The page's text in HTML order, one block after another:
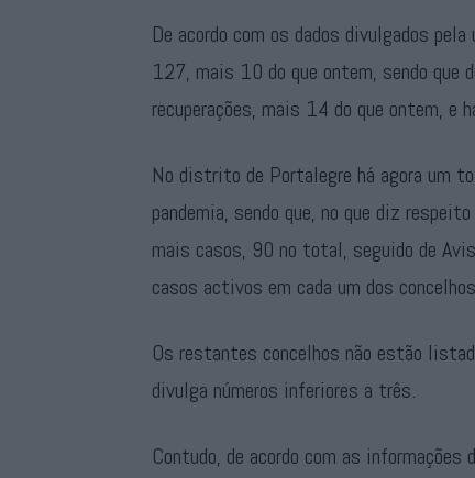
De acordo com os dados divulgados
127, mais 10 do que ontem, sendo que
recuperações, mais 14 do que ontem, e
No distrito de Portalegre há agora um
pandemia, sendo que, no que diz
mais casos, 90 no total, seguido de
casos activos em cada um dos
Os restantes concelhos não estão
divulga números inferiores a três.
Contudo, de acordo com as